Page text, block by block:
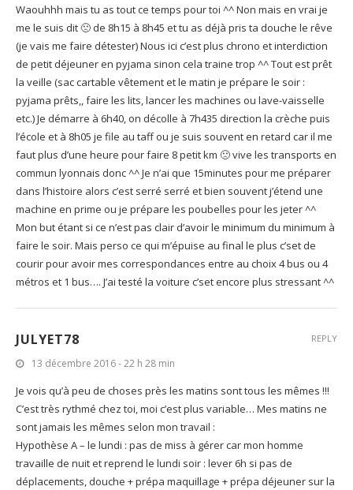
Waouhhh mais tu as tout ce temps pour toi ^^ Non mais en vrai je
me le suis dit 🙁 de 8h15 à 8h45 et tu as déjà pris ta douche le rêve
(je vais me faire détester) Nous ici c’est plus chrono et interdiction
de petit déjeuner en pyjama sinon cela traine trop ^^ Tout est prêt
la veille (sac cartable vêtement et le matin je prépare le soir :
pyjama prêts,, faire les lits, lancer les machines ou lave-vaisselle
etc.) Je démarre à 6h40, on décolle à 7h435 direction la crèche puis
l’école et à 8h05 je file au taff ou je suis souvent en retard car il me
faut plus d’une heure pour faire 8 petit km 🙁 vive les transports en
commun lyonnais donc ^^ Je n’ai que 15minutes pour me préparer
dans l’histoire alors c’est serré serré et bien souvent j’étend une
machine en prime ou je prépare les poubelles pour les jeter ^^
Mon but étant si ce n’est pas clair d’avoir le minimum du minimum à
faire le soir. Mais perso ce qui m’épuise au final le plus c’set de
courir pour avoir mes correspondances entre au choix 4 bus ou 4
métros et 1 bus…. J’ai testé la voiture c’set encore plus stressant ^^
JULYET78
13 décembre 2016 - 22 h 28 min
Je vois qu’à peu de choses près les matins sont tous les mêmes !!!
C’est très rythmé chez toi, moi c’est plus variable… Mes matins ne
sont jamais les mêmes selon mon travail :
Hypothèse A – le lundi : pas de miss à gérer car mon homme
travaille de nuit et reprend le lundi soir : lever 6h si pas de
déplacements, douche + prépa maquillage + prépa déjeuner sur la
REPLY